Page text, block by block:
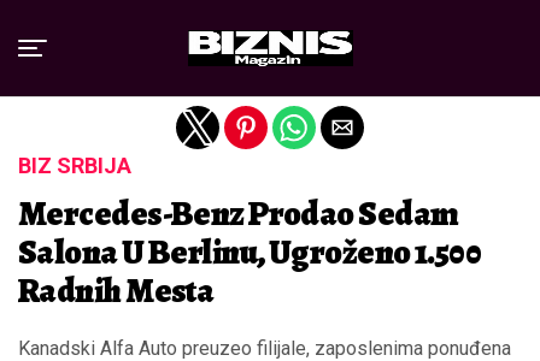
BIZ SRBIJA
Mercedes-Benz Prodao Sedam
Salona U Berlinu, Ugroženo 1.500
Radnih Mesta
Kanadski Alfa Auto preuzeo filijale, zaposlenima ponuđena
Exit mobile version